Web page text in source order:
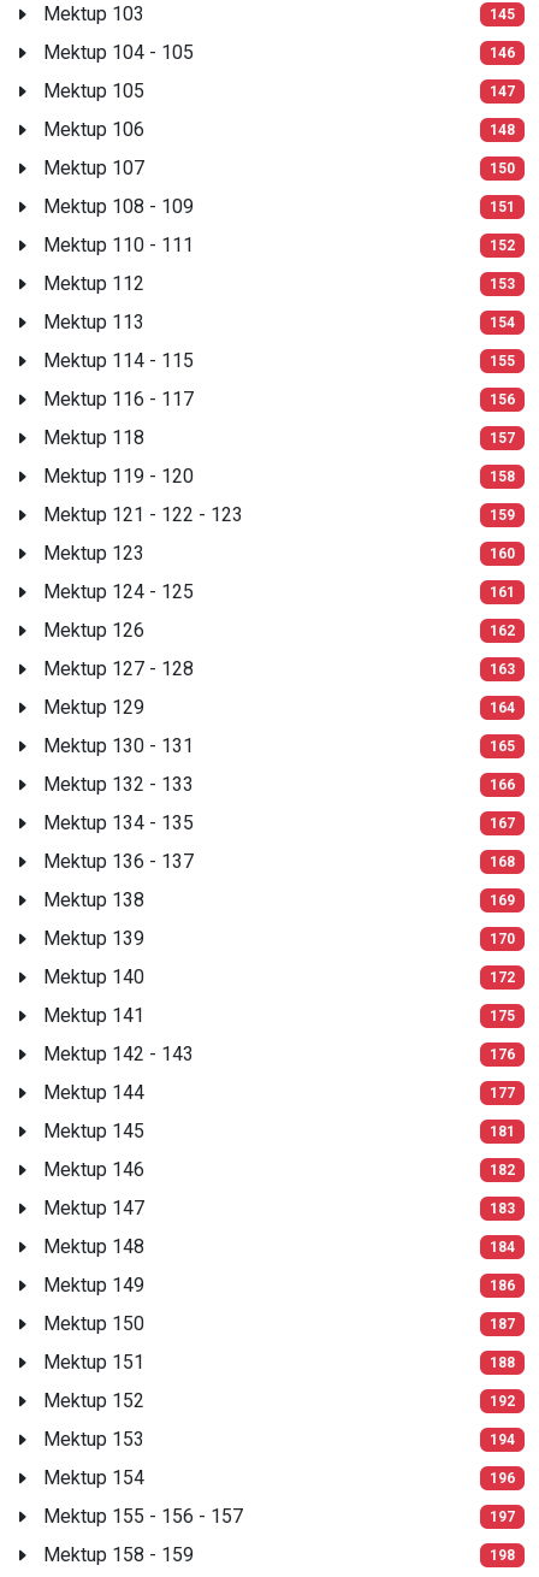
Mektup 103 145
Mektup 104 - 105 146
Mektup 105 147
Mektup 106 148
Mektup 107 150
Mektup 108 - 109 151
Mektup 110 - 111 152
Mektup 112 153
Mektup 113 154
Mektup 114 - 115 155
Mektup 116 - 117 156
Mektup 118 157
Mektup 119 - 120 158
Mektup 121 - 122 - 123 159
Mektup 123 160
Mektup 124 - 125 161
Mektup 126 162
Mektup 127 - 128 163
Mektup 129 164
Mektup 130 - 131 165
Mektup 132 - 133 166
Mektup 134 - 135 167
Mektup 136 - 137 168
Mektup 138 169
Mektup 139 170
Mektup 140 172
Mektup 141 175
Mektup 142 - 143 176
Mektup 144 177
Mektup 145 181
Mektup 146 182
Mektup 147 183
Mektup 148 184
Mektup 149 186
Mektup 150 187
Mektup 151 188
Mektup 152 192
Mektup 153 194
Mektup 154 196
Mektup 155 - 156 - 157 197
Mektup 158 - 159 198